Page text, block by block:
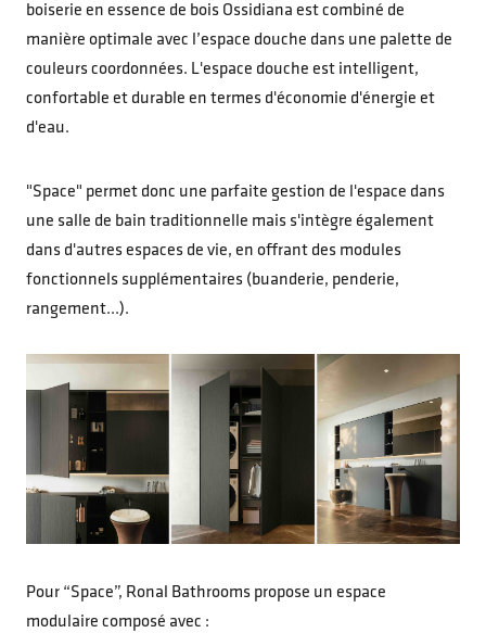
boiserie en essence de bois Ossidiana est combiné de
manière optimale avec l’espace douche dans une palette de
couleurs coordonnées. L'espace douche est intelligent,
confortable et durable en termes d'économie d'énergie et
d'eau.
"Space" permet donc une parfaite gestion de l'espace dans
une salle de bain traditionnelle mais s'intègre également
dans d'autres espaces de vie, en offrant des modules
fonctionnels supplémentaires (buanderie, penderie,
rangement...).
Pour “Space”, Ronal Bathrooms propose un espace
modulaire composé avec :